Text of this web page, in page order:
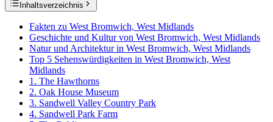
Inhaltsverzeichnis
Fakten zu West Bromwich, West Midlands
Geschichte und Kultur von West Bromwich, West Midlands
Natur und Architektur in West Bromwich, West Midlands
Top 5 Sehenswürdigkeiten in West Bromwich, West
Midlands
1. The Hawthorns
2. Oak House Museum
3. Sandwell Valley Country Park
4. Sandwell Park Farm